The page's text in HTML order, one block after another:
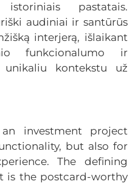
istoriniais pastatais.
audiniai ir santūrūs
interjerą, išlaikant
funkcionalumo ir
unikaliu kontekstu už
investment project
but also for
The defining
is the postcard-worthy